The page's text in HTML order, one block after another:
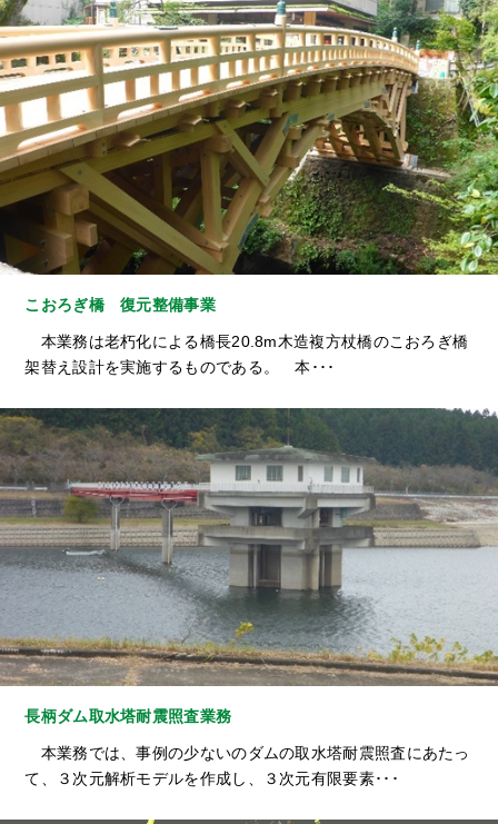
こおろぎ橋 復元整備事業
本業務は老朽化による橋長20.8m木造複方杖橋のこおろぎ橋
架替え設計を実施するものである。 本･･･
長柄ダム取水塔耐震照査業務
本業務では、事例の少ないのダムの取水塔耐震照査にあたっ
て、３次元解析モデルを作成し、３次元有限要素･･･